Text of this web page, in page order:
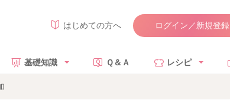
はじめての方へ ログイン／新規登録
基礎知識 Ｑ＆Ａ レシピ